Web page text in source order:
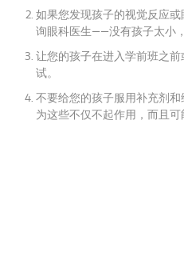
如果您发现孩子的视觉反应
询眼科医生——没有孩子太小
让您的孩子在进入学前班之
试。
不要给您的孩子服用补充剂
为这些不仅不起作用，而且可